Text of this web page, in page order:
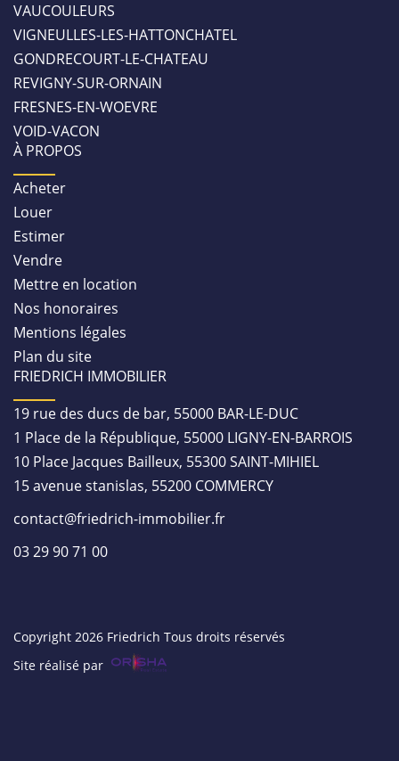
VAUCOULEURS
VIGNEULLES-LES-HATTONCHATEL
GONDRECOURT-LE-CHATEAU
REVIGNY-SUR-ORNAIN
FRESNES-EN-WOEVRE
VOID-VACON
À PROPOS
Acheter
Louer
Estimer
Vendre
Mettre en location
Nos honoraires
Mentions légales
Plan du site
FRIEDRICH IMMOBILIER
19 rue des ducs de bar, 55000 BAR-LE-DUC
1 Place de la République, 55000 LIGNY-EN-BARROIS
10 Place Jacques Bailleux, 55300 SAINT-MIHIEL
15 avenue stanislas, 55200 COMMERCY
contact@friedrich-immobilier.fr
03 29 90 71 00
Copyright 2026 Friedrich Tous droits réservés
Site réalisé par